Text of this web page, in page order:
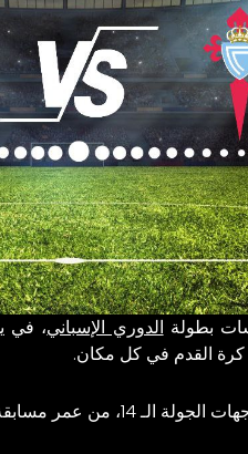
بطولة الدوري الإسباني
القدم في كل مكان.
14، من عمر مسابقة